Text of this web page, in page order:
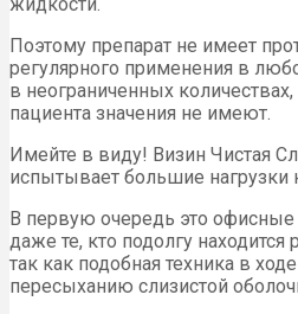
Поэтому препарат не имеет
регулярного применения в
в неограниченных
пациента значения не имеют.
Имейте в виду! Визин Чистая
испытывает большие нагрузки
В первую очередь это офисные
даже те, кто подолгу
так как подобная техника в
пересыханию слизистой